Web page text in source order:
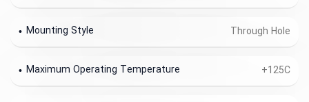
Through Hole
Mounting Style
+125C
Maximum Operating Temperature